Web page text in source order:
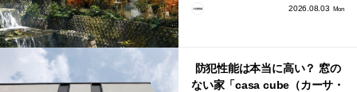
2026.08.03 Mon
防犯性能は本当に高い？ 窓の
ない家「casa cube（カーサ・